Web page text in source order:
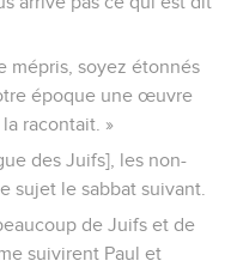
mépris, soyez étonnés
époque une œuvre
racontait. »
des Juifs], les non-
sujet le sabbat suivant.
de Juifs et de
suivirent Paul et